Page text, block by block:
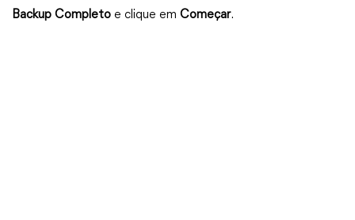
Backup Completo e clique em Começar.